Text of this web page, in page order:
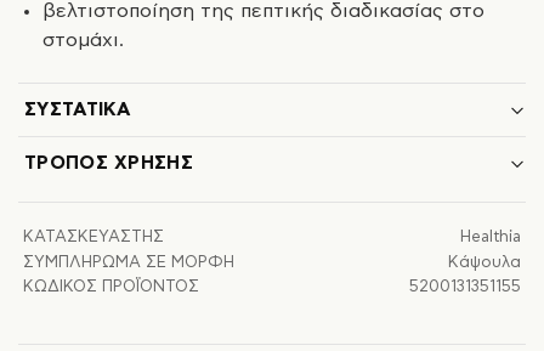
βελτιστοποίηση της πεπτικής διαδικασίας στο
στομάχι.
ΣΥΣΤΑΤΙΚΆ
ΤΡΌΠΟΣ ΧΡΉΣΗΣ
ΚΑΤΑΣΚΕΥΑΣΤΉΣ
Healthia
ΣΥΜΠΛΉΡΩΜΑ ΣΕ ΜΟΡΦΉ
Κάψουλα
ΚΩΔΙΚΌΣ ΠΡΟΪΌΝΤΟΣ
5200131351155